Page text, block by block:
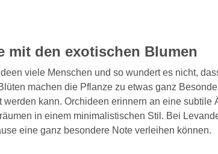
mit den exotischen Blumen
viele Menschen und so wundert es nicht,
machen die Pflanze zu etwas ganz
kann. Orchideen erinnern an eine
in einem minimalistischen Stil. Bei
eine ganz besondere Note verleihen können.